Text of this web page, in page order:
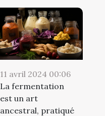
11 avril 2024 00:06
La fermentation
est un art
ancestral, pratiqué